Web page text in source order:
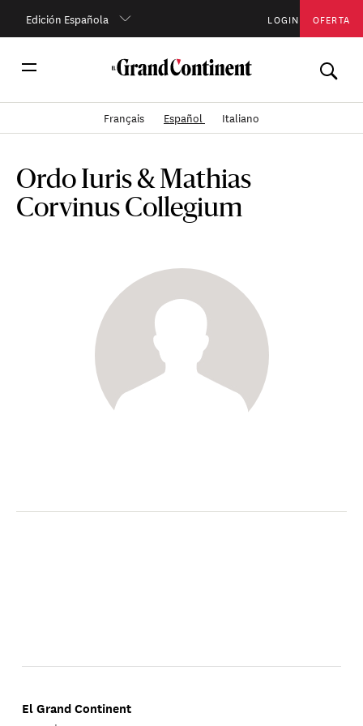
Edición Española LOGIN OFERTA
Français Español Italiano
Ordo Iuris & Mathias
Corvinus Collegium
El Grand Continent